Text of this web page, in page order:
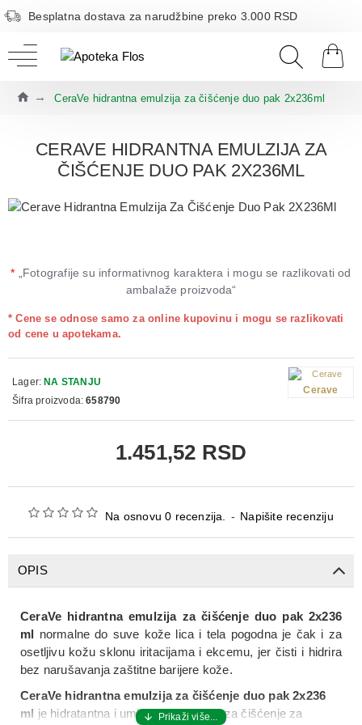
Besplatna dostava za narudžbine preko 3.000 RSD
CeraVe hidrantna emulzija za čišćenje duo pak 2x236ml
CERAVE HIDRANTNA EMULZIJA ZA
ČIŠĆENJE DUO PAK 2X236ML
* „Fotografije su informativnog karaktera i mogu se razlikovati od
ambalaže proizvoda“
Na osnovu 0 recenzija. - Napišite recenziju
* Cene se odnose samo za online kupovinu i mogu se razlikovati
od cene u apotekama.
1.451,52 RSD
Lager: NA STANJU
Šifra proizvoda: 658790
Cerave
OPIS
CeraVe hidrantna emulzija za čišćenje duo pak 2x236
ml normalne do suve kože lica i tela pogodna je čak i za
osetljivu kožu sklonu iritacijama i ekcemu, jer čisti i hidrira
bez narušavanja zaštitne barijere kože.
CeraVe hidrantna emulzija za čišćenje duo pak 2x236
ml je hidratantna i umirujuća emulzija za čišćenje za